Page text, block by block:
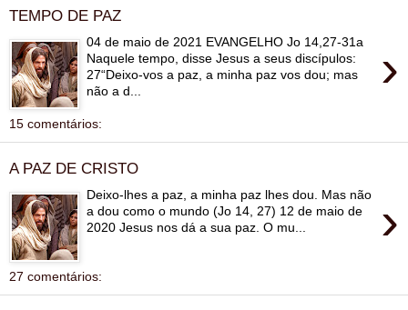
TEMPO DE PAZ
›
04 de maio de 2021 EVANGELHO Jo 14,27-31a
Naquele tempo, disse Jesus a seus discípulos:
27“Deixo-vos a paz, a minha paz vos dou; mas
não a d...
15 comentários:
A PAZ DE CRISTO
›
Deixo-lhes a paz, a minha paz lhes dou. Mas não
a dou como o mundo (Jo 14, 27) 12 de maio de
2020 Jesus nos dá a sua paz. O mu...
27 comentários: